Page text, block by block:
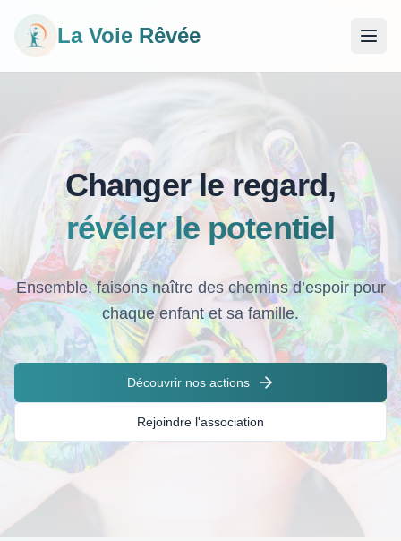
La Voie Rêvée
Changer le regard,
révéler le potentiel
Ensemble, faisons naître des chemins d’espoir pour
chaque enfant et sa famille.
Découvrir nos actions
Rejoindre l'association